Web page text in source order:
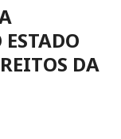
DA